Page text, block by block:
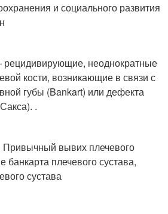
и социального развития
неоднократные
кости, возникающие в связи с
губы (Bankart) или дефекта
.
Привычный вывих плечевого
банкарта плечевого сустава,
сустава